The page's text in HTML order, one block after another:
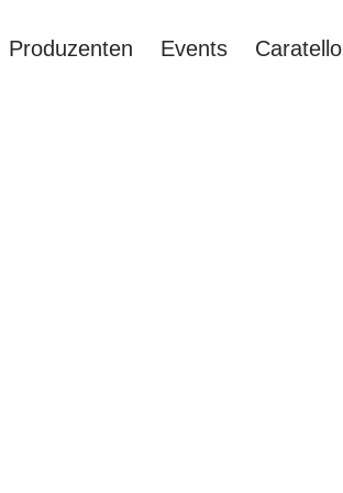
Produzenten Events Caratello